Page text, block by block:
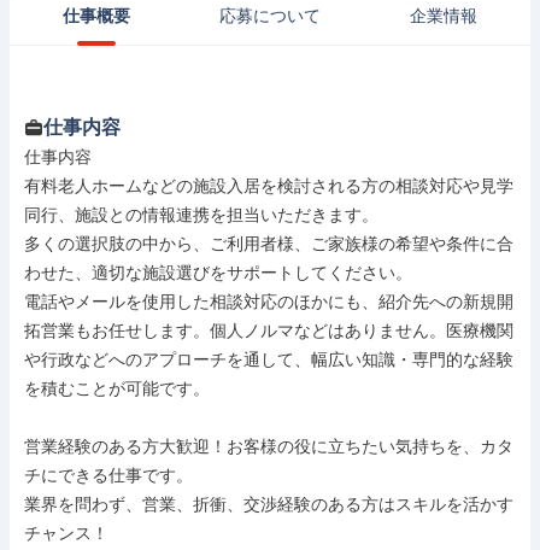
仕事概要 応募について 企業情報
仕事内容
仕事内容
有料老人ホームなどの施設入居を検討される方の相談対応や見学
同行、施設との情報連携を担当いただきます。
多くの選択肢の中から、ご利用者様、ご家族様の希望や条件に合
わせた、適切な施設選びをサポートしてください。
電話やメールを使用した相談対応のほかにも、紹介先への新規開
拓営業もお任せします。個人ノルマなどはありません。医療機関
や行政などへのアプローチを通して、幅広い知識・専門的な経験
を積むことが可能です。
営業経験のある方大歓迎！お客様の役に立ちたい気持ちを、カタ
チにできる仕事です。
業界を問わず、営業、折衝、交渉経験のある方はスキルを活かす
チャンス！